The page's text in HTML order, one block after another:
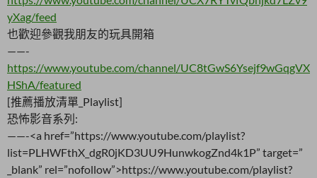
yXag/feed
也歡迎參觀我朋友的玩具開箱
——-
https://www.youtube.com/channel/UC8tGwS6Ysejf9wGqgVX
HShA/featured
[推薦播放清單_Playlist]
恐怖影音系列:
——-<a href=”https://www.youtube.com/playlist?
list=PLHWFthX_dgR0jKD3UU9HunwkogZnd4k1P” target=”
_blank” rel=”nofollow”>https://www.youtube.com/playlist?